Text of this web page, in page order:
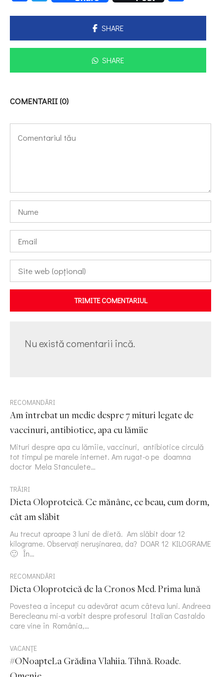
SHARE
SHARE
COMENTARII (0)
TRIMITE COMENTARIUL
Nu există comentarii încă.
RECOMANDĂRI
Am întrebat un medic despre 7 mituri legate de
vaccinuri, antibiotice, apa cu lămîie
Mituri despre apa cu lămîie, vaccinuri, antibiotice circulă
tot timpul pe marele internet. Am rugat-o pe doamna
doctor Mela Stanculete…
TRĂIRI
Dieta Oloproteică. Ce mănânc, ce beau, cum dorm,
cât am slăbit
Au trecut aproape 3 luni de dietă. Am slăbit doar 12
kilograme. Observați nerușinarea, da? DOAR 12 KILOGRAME
🙂 În…
RECOMANDĂRI
Dieta Oloproteică de la Cronos Med. Prima lună
Povestea a început cu adevărat acum câteva luni. Andreea
Berecleanu mi-a vorbit despre profesorul Italian Castaldo
care vine în România,…
VACANȚE
#ONoapteLa Grădina Vlahiia. Tihnă. Roade.